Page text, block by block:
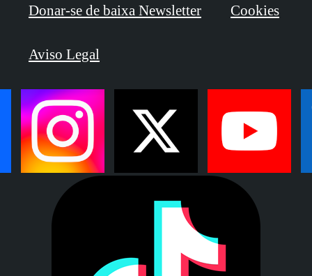
Donar-se de baixa Newsletter Cookies
Aviso Legal